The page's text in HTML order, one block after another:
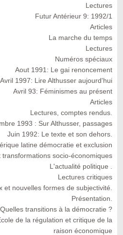
Lectures
Futur Antérieur 9: 1992/1
Articles
La marche du temps
Lectures
Numéros spéciaux
Aout 1991: Le gai renoncement
Avril 1997: Lire Althusser aujourd'hui
Avril 93: Féminismes au présent
Articles
Lectures, comptes rendus.
1993 : Sur Althusser, passages
Juin 1992: Le texte et son dehors.
latine démocratie et exclusion
transformations socio-économiques
L'actualité politique .
Lectures critiques
et nouvelles formes de subjectivité.
Présentation.
Quelles transitions à la démocratie ?
de la régulation et critique de la
raison économique